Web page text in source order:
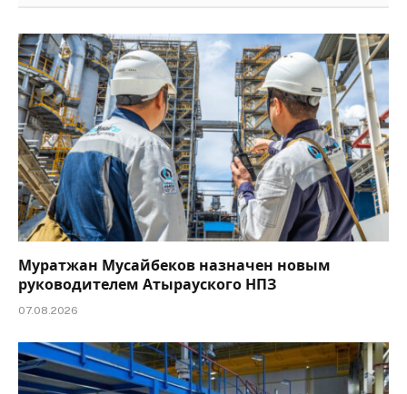
Муратжан Мусайбеков назначен новым
руководителем Атырауского НПЗ
07.08.2026